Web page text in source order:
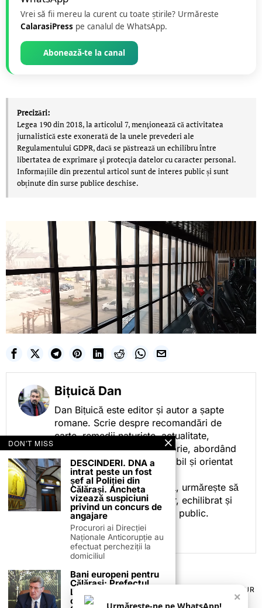
Vrei să fii mereu la curent cu toate știrile? Urmăreste
CalarasiPress pe canalul de WhatsApp.
Abonează-te la canal
Precizări:
Legea 190 din 2018, la articolul 7, menţionează că activitatea
jurnalistică este exonerată de la unele prevederi ale
Regulamentului GDPR, dacă se păstrează un echilibru între
libertatea de exprimare şi protecţia datelor cu caracter personal.
Informațiile din prezentul articol sunt de interes public și sunt
obținute din surse publice deschise.
Bițuică Dan
Dan Bițuică este editor și autor a șapte
romane. Scrie despre recomandări de
carte, remedii naturiste, actualitate,
cotidian politic, sport și istorie, abordând
subiectele într-un stil accesibil și orientat
spre informare.
Prin activitatea sa editorială, urmărește să
ofere cititorilor conținut clar, echilibrat și
relevant, adaptat interesului public.
TERMENI ȘI CONDIȚII
POLITICA DE ANULARE & RETUR
PUBLICITATE ONLINE & TIPĂRITĂ
CONTACT
×
DON'T MISS
DESCINDERI. DNA a
intrat peste un fost
șef al Poliției din
Călărași. Ancheta
vizează suspiciuni
privind un concurs de
angajare
Procurori ai Direcției
Naționale Anticorupție au
efectuat percheziții la
domiciliul
Bani europeni pentru
Călărași: Prefectul
Laurențiu State anunță
colaborarea cu ADR